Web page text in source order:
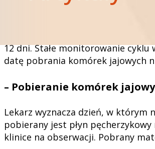
12 dni. Stałe monitorowanie
datę pobrania komórek jajowych
– Pobieranie komórek
Lekarz wyznacza dzień, w którym
pobierany jest płyn
klinice na obserwacji. Pobrany